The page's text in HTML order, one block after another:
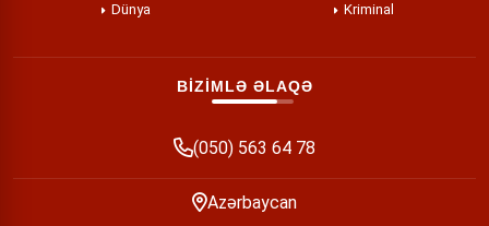
Dünya Kriminal
BİZİMLƏ ƏLAQƏ
(050) 563 64 78
Azərbaycan